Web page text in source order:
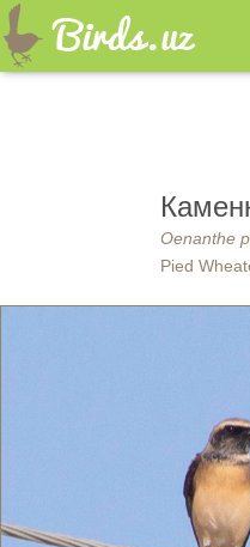
Oenanthe
Pied